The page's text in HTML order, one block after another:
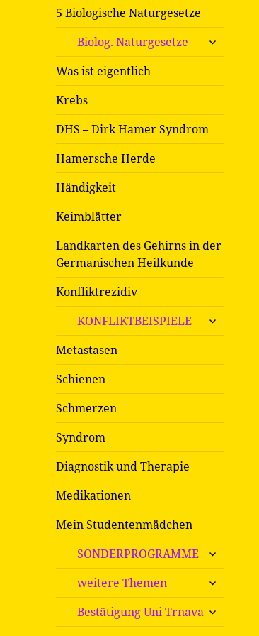
5 Biologische Naturgesetze
Biolog. Naturgesetze
untermenü
öffnen
Was ist eigentlich
Krebs
DHS – Dirk Hamer Syndrom
Hamersche Herde
Händigkeit
Keimblätter
Landkarten des Gehirns in der
Germanischen Heilkunde
Konfliktrezidiv
KONFLIKTBEISPIELE
untermenü
öffnen
Metastasen
Schienen
Schmerzen
Syndrom
Diagnostik und Therapie
Medikationen
Mein Studentenmädchen
SONDERPROGRAMME
untermenü
öffnen
weitere Themen
untermenü
öffnen
Bestätigung Uni Trnavauntermenü
öffnen